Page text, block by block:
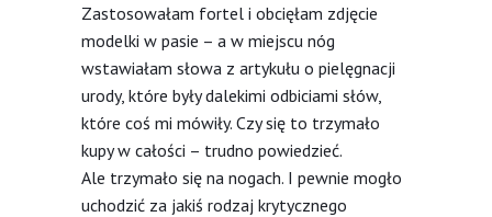
Zastosowałam fortel i obcięłam zdjęcie
modelki w pasie – a w miejscu nóg
wstawiałam słowa z artykułu o pielęgnacji
urody, które były dalekimi odbiciami słów,
które coś mi mówiły. Czy się to trzymało
kupy w całości – trudno powiedzieć.
Ale trzymało się na nogach. I pewnie mogło
uchodzić za jakiś rodzaj krytycznego